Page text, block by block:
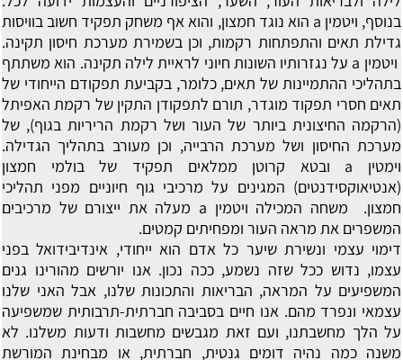
בנוסף, ויטמין a הוא נוגד חמצון, והוא אף משחק תפקיד חשוב בוויסות
גדילת תאים והתפתחות רקמות, וכן בשמירת מערכת חיסון תקינה.
ויטמין a על נגזרותיו השונות חיוני לראיית לילה תקינה. הוא משתתף
בתהליכי ההתמיינות של תאים, כלומר, בקביעת תפקודם הייחודי של
תאים חסרי תפקוד מוגדר, תורם לתפקודן התקין של רקמת האפיתל
(הרקמה החיצונית ביותר של העור ושל רקמת הריריות בגוף), של
מערכת החיסון ושל מערכת הרבייה, וכן מעורב בתהליך הגדילה.
וימטין a ובטא קרוטן ממלאים תפקיד של בולמי חמצון
(אנטיאוקסידנטים) המגינים על מרכיבי גוף חיוניים מפני תהליכי
חמצון. משחה המכילה ויטמין a מעלה את ייצורם של מרכיבים
המשפרים את מראה העור ומפחיתים קמטים.
דימוי עצמי ונשירת שיער כל אדם הוא ייחודי, אינדיבידואל בפני
עצמו, נדוש ככל שזה נשמע, ככה נכון. אנו יורשים מהורינו גנים
המשפיעים על המראה, הבריאות והתכונות שלנו, אבל האני שלנו
עצמאי ונפרד מהם. אנו חיים בסביבה חברתית-תרבותית שמשפיעה
על הלך מחשבתנו, ועם זאת מגבשים מחשבות ודעות משלנו. לא
משנה כמה נהיה דומים גנטית, חברתית, או מבחינת המורשת